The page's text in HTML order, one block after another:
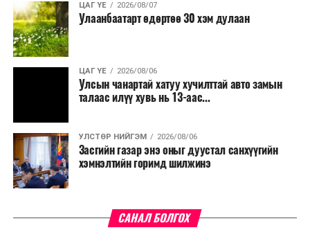
ЦАГ ҮЕ 2026/08/07
Улаанбаатарт өдөртөө 30 хэм дулаан
ЦАГ ҮЕ 2026/08/06
Улсын чанартай хатуу хучилттай авто замын
талаас илүү хувь нь 13-аас...
УЛСТӨР НИЙГЭМ 2026/08/06
Засгийн газар энэ оныг дуустал санхүүгийн
хэмнэлтийн горимд шилжинэ
САНАЛ БОЛГОХ